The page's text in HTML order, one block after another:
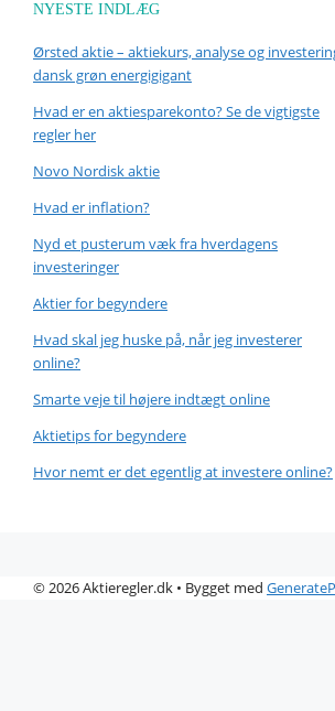
NYESTE INDLÆG
Ørsted aktie – aktiekurs, analyse og
dansk grøn energigigant
Hvad er en aktiesparekonto? Se de vigtigste
regler her
Novo Nordisk aktie
Hvad er inflation?
Nyd et pusterum væk fra hverdagens
investeringer
Aktier for begyndere
Hvad skal jeg huske på, når jeg investerer
online?
Smarte veje til højere indtægt online
Aktietips for begyndere
Hvor nemt er det egentlig at investere online?
© 2026 Aktieregler.dk • Bygget med